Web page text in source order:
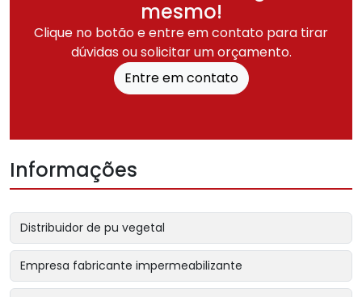
mesmo!
Clique no botão e entre em contato para tirar
dúvidas ou solicitar um orçamento.
Entre em contato
Informações
Distribuidor de pu vegetal
Empresa fabricante impermeabilizante